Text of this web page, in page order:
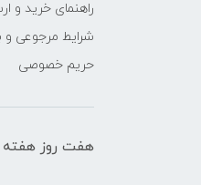
راهنمای خرید و
شرایط مرجوعی و
حریم خصوصی
هفت روز